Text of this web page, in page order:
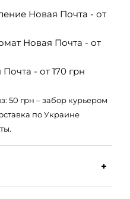
Новая Почта - от
Новая Почта - от
- от 170 грн
50 грн – забор курьером
по Украине